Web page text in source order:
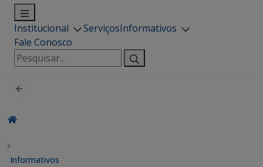
Institucional ServiçosInformativos
Fale Conosco
Pesquisar
por:
Informativos